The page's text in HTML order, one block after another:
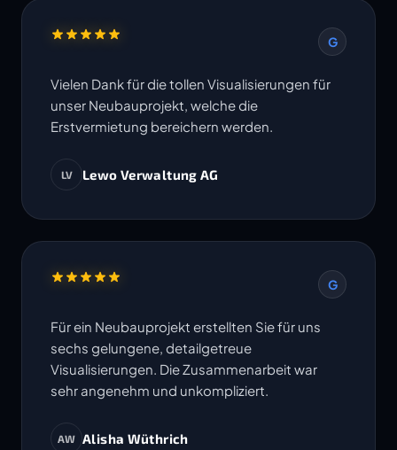
G
Vielen Dank für die tollen Visualisierungen für
unser Neubauprojekt, welche die
Erstvermietung bereichern werden.
LV Lewo Verwaltung AG
G
Für ein Neubauprojekt erstellten Sie für uns
sechs gelungene, detailgetreue
Visualisierungen. Die Zusammenarbeit war
sehr angenehm und unkompliziert.
AW Alisha Wüthrich